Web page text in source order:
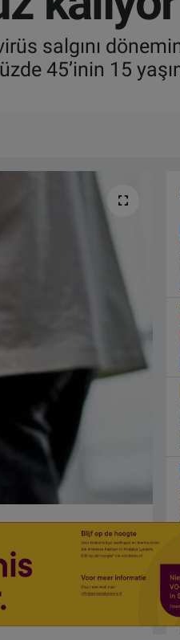
salgını
45’inin 15